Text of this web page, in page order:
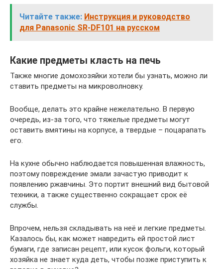
Читайте также: Инструкция и руководство
для Panasonic SR-DF101 на русском
Какие предметы класть на печь
Также многие домохозяйки хотели бы узнать, можно ли
ставить предметы на микроволновку.
Вообще, делать это крайне нежелательно. В первую
очередь, из-за того, что тяжелые предметы могут
оставить вмятины на корпусе, а твердые – поцарапать
его.
На кухне обычно наблюдается повышенная влажность,
поэтому повреждение эмали зачастую приводит к
появлению ржавчины. Это портит внешний вид бытовой
техники, а также существенно сокращает срок её
службы.
Впрочем, нельзя складывать на неё и легкие предметы.
Казалось бы, как может навредить ей простой лист
бумаги, где записан рецепт, или кусок фольги, который
хозяйка не знает куда деть, чтобы позже приступить к